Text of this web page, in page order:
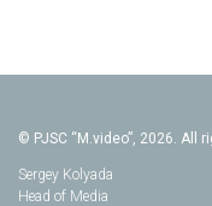
© PJSC “M.video”, 2026. All
Sergey Kolyada
Head of Media